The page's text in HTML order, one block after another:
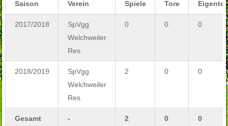
Saison Verein Spiele Tore
2017/2018
SpVgg
Welchweiler
Res.
0 0 0
2018/2019
SpVgg
Welchweiler
Res.
2 0 0
Gesamt - 2 0 0